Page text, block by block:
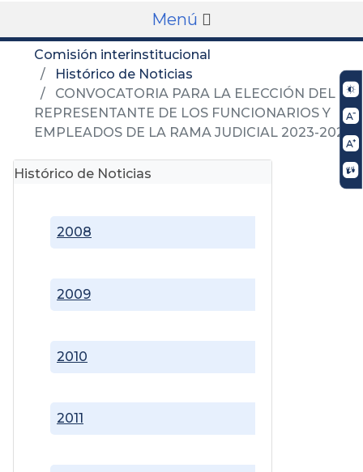
Menú
Comisión interinstitucional
Histórico de Noticias
CONVOCATORIA PARA LA ELECCIÓN DEL
REPRESENTANTE DE LOS FUNCIONARIOS Y
EMPLEADOS DE LA RAMA JUDICIAL 2023-2025
Histórico de Noticias
2008
2009
2010
2011